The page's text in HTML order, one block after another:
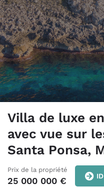
Villa de luxe
avec vue sur
Santa Ponsa,
Prix de la propriété
25 000 000 €